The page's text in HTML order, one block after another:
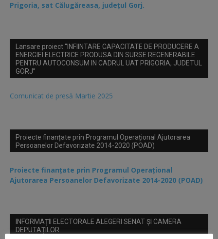
Prigoria, sat Călugăreasa, județul Gorj.
Lansare proiect “INFIINTARE CAPACITATE DE PRODUCERE A
ENERGIEI ELECTRICE PRODUSA DIN SURSE REGENERABILE
PENTRU AUTOCONSUM IN CADRUL UAT PRIGORIA, JUDETUL
GORJ”
Comunicat de presă Martie 2025
Proiecte finanțate prin Programul Operațional Ajutorarea
Persoanelor Defavorizate 2014-2020 (POAD)
Proiecte finanțate prin Programul Operațional
Ajutorarea Persoanelor Defavorizate 2014-2020 (POAD)
INFORMAȚII ELECTORALE ALEGERI SENAT ȘI CAMERA
DEPUTAȚILOR